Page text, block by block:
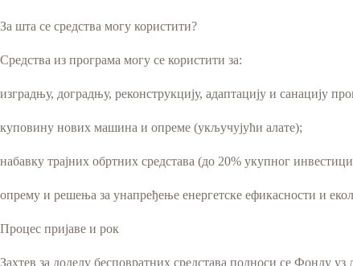
За шта се средства могу користити?
Средства из програма могу се користити за:
изградњу, доградњу, реконструкцију, адаптацију и санацију
куповину нових машина и опреме (укључујући алате);
набавку трајних обртних средстава (до 20% укупног
опрему и решења за унапређење енергетске ефикасности и
Процес пријаве и рок
Захтев за доделу бесповратних средстава подноси се Фонду